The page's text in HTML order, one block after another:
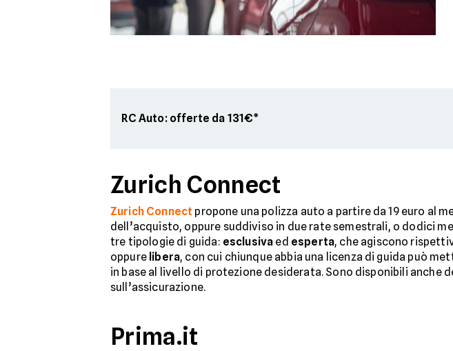
RC Auto: offerte da 131€*
Zurich Connect
Zurich Connect propone una polizza auto a partire da 19 euro al
dell’acquisto, oppure suddiviso in due rate semestrali, o dodici
tre tipologie di guida: esclusiva ed esperta, che agiscono
oppure libera, con cui chiunque abbia una licenza di guida può
in base al livello di protezione desiderata. Sono disponibili
sull’assicurazione.
Prima.it